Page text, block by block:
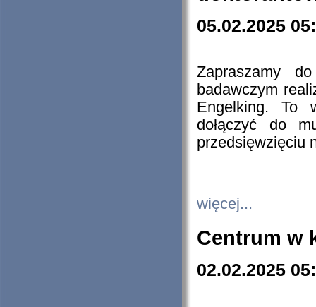
05.02.2025
Zapraszamy
badawczym
Engelking. To
dołączyć do
przedsięwzięciu
więcej...
Centrum w
02.02.2025